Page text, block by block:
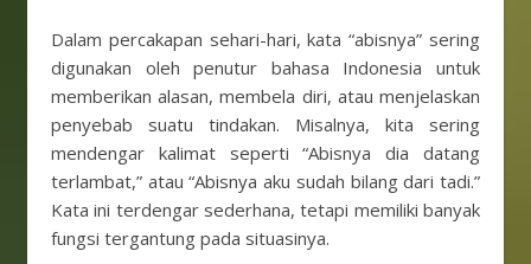
Dalam percakapan sehari-hari, kata “abisnya” sering
digunakan oleh penutur bahasa Indonesia untuk
memberikan alasan, membela diri, atau menjelaskan
penyebab suatu tindakan. Misalnya, kita sering
mendengar kalimat seperti “Abisnya dia datang
terlambat,” atau “Abisnya aku sudah bilang dari tadi.”
Kata ini terdengar sederhana, tetapi memiliki banyak
fungsi tergantung pada situasinya.